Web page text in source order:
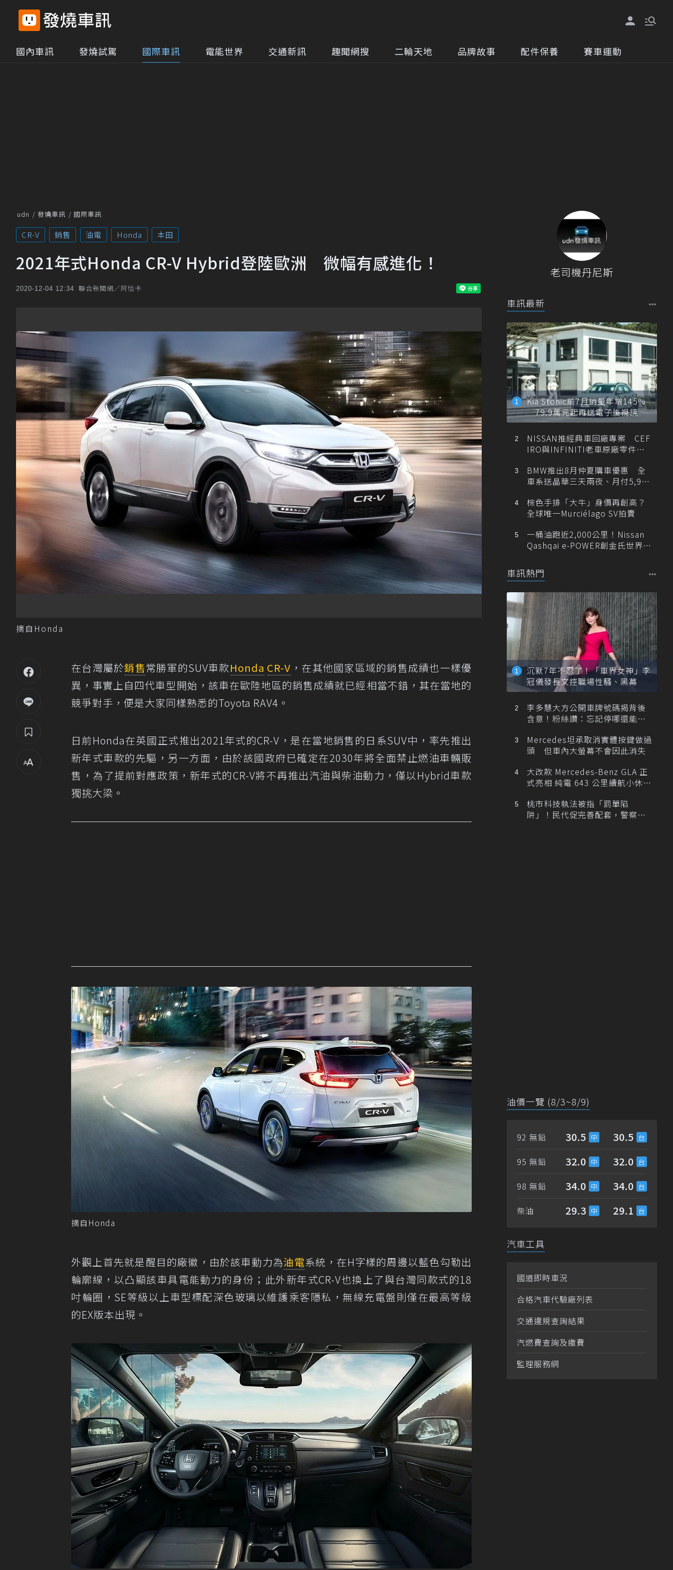
國內車訊 發燒試駕 國際車訊 電能世界 交通新訊 趣聞網搜 二輪天地 品牌故事 配件保養 賽車運動
udn 發燒車訊 國際車訊
CR-V 銷售 油電 Honda 本田
2021年式Honda CR-V Hybrid登陸歐洲 微幅有感進化！
2020-12-04 12:34 聯合新聞網／阿恰卡
摘自Honda
在台灣屬於銷售常勝軍的SUV車款Honda CR-V ，在其他國家區域的銷售成績也一樣優
異，事實上自四代車型開始，該車在歐陸地區的銷售成績就已經相當不錯，其在當地的
競爭對手，便是大家同樣熟悉的Toyota RAV4。
日前Honda在英國正式推出2021年式的CR-V，是在當地銷售的日系SUV中，率先推出
新年式車款的先驅，另一方面，由於該國政府已確定在2030年將全面禁止燃油車輛販
售，為了提前對應政策，新年式的CR-V將不再推出汽油與柴油動力，僅以Hybrid車款
獨挑大梁。
摘自Honda
外觀上首先就是醒目的廠徽，由於該車動力為油電系統，在H字樣的周邊以藍色勾勒出
輪廓線，以凸顯該車具電能動力的身份；此外新年式CR-V也換上了與台灣同款式的18
吋輪圈，SE等級以上車型標配深色玻璃以維護乘客隱私，無線充電盤則僅在最高等級
的EX版本出現。
老司機丹尼斯
車訊最新
Kia Stonic前7月銷量年增145%
79.9萬元起再送電子後視鏡
NISSAN推經典車回廠專案 CEF
IRO與INFINITI老車原廠零件最
BMW推出8月仲夏購車優惠 全
車系送晶華三天兩夜、月付5,900
棕色手排「大牛」身價再創高？
全球唯一Murciélago SV拍賣
一桶油跑近2,000公里！Nissan
Qashqai e-POWER創金氏世界紀
車訊熱門
沉默7年不忍了！「車界女神」李
冠儀發長文控職場性騷、黑幕
李多慧大方公開車牌號碼揭背後
含意！粉絲讚：忘記停哪還能幫
Mercedes坦承取消實體按鍵做過
頭 但車內大螢幕不會因此消失
大改款 Mercedes-Benz GLA 正
式亮相 純電 643 公里續航小休
桃市科技執法被指「罰單陷
阱」！民代促完善配套，警察局
油價一覽 (8/3~8/9)
92 無鉛 30.5 30.5
95 無鉛 32.0 32.0
98 無鉛 34.0 34.0
柴油 29.3 29.1
汽車工具
國道即時車況
合格汽車代驗廠列表
交通違規查詢結果
汽燃費查詢及繳費
監理服務網